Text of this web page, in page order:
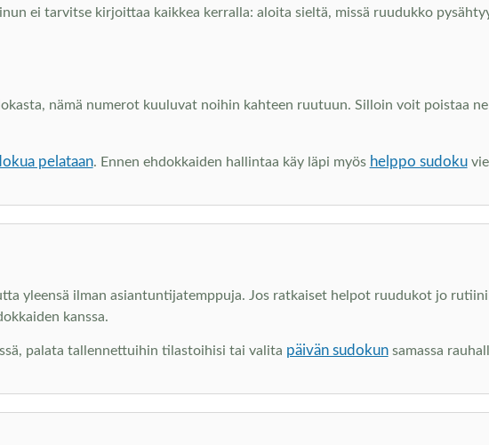
ei tarvitse kirjoittaa kaikkea kerralla: aloita sieltä, missä ruudukko
nämä numerot kuuluvat noihin kahteen ruutuun. Silloin voit poistaa
pelataan. Ennen ehdokkaiden hallintaa käy läpi myös helppo sudoku
yleensä ilman asiantuntijatemppuja. Jos ratkaiset helpot ruudukot jo
kanssa.
palata tallennettuihin tilastoihisi tai valita päivän sudokunsamassa